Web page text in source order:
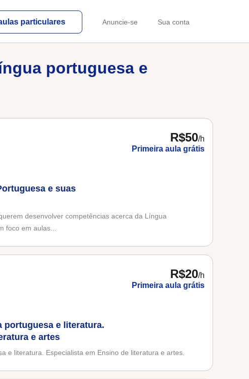
Anuncie-se Sua conta
particulares
portuguesa e
R$50/h
Primeira aula grátis
e suas
desenvolver competências acerca da Língua
foco em aulas...
R$20/h
Primeira aula grátis
portuguesa e literatura.
e artes
e literatura. Especialista em Ensino de literatura e artes.